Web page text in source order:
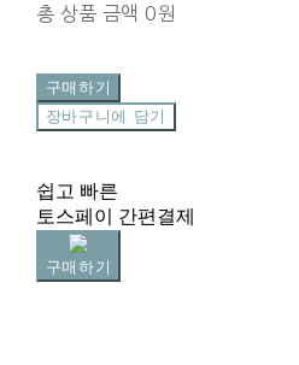
총 상품 금액 0원
구매하기
장바구니에 담기
쉽고 빠른
토스페이 간편결제
구매하기